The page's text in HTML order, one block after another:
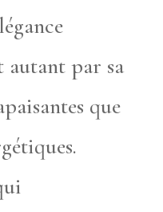
autant par sa
que